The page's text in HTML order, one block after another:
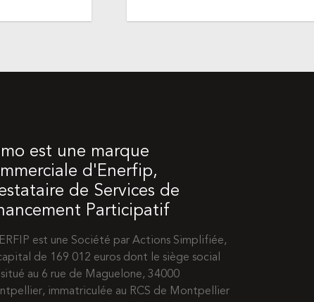
est une marque
d'Enerfip,
de Services de
Participatif
est une Société par Actions Simplifiée,
de 169 012 euros dont le siège social
au 6 rue de Maguelone, 34000
immatriculée au RCS de Montpellier